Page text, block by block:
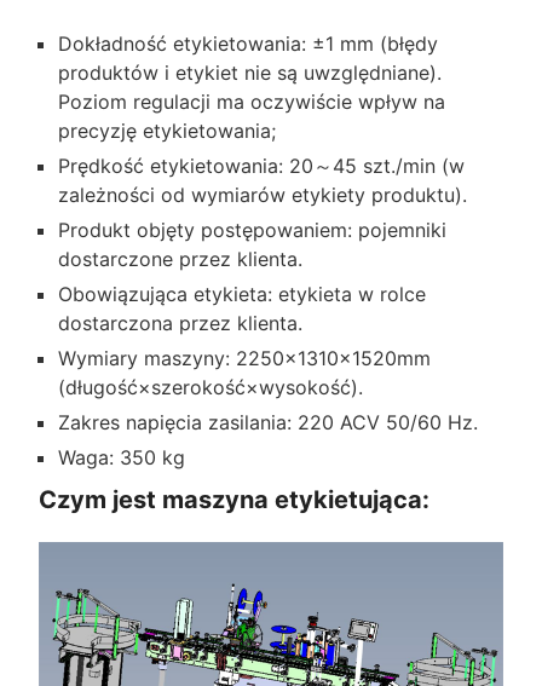
Dokładność etykietowania: ±1 mm (błędy
produktów i etykiet nie są uwzględniane).
Poziom regulacji ma oczywiście wpływ na
precyzję etykietowania;
Prędkość etykietowania: 20～45 szt./min (w
zależności od wymiarów etykiety produktu).
Produkt objęty postępowaniem: pojemniki
dostarczone przez klienta.
Obowiązująca etykieta: etykieta w rolce
dostarczona przez klienta.
Wymiary maszyny: 2250×1310×1520mm
(długość×szerokość×wysokość).
Zakres napięcia zasilania: 220 ACV 50/60 Hz.
Waga: 350 kg
Czym jest maszyna etykietująca: